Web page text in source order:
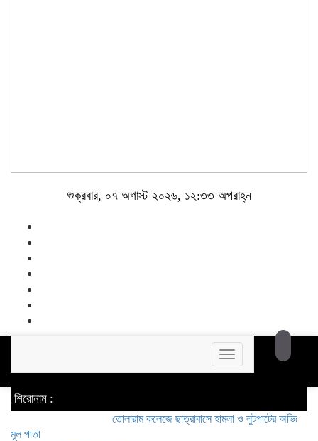
শুক্রবার, ০৭ অগাস্ট ২০২৬, ১২:৩৩ অপরাহ্ন
Toggle
navigation
শিরোনাম :
তোলারাম কলেজে ছাত্রাবাসে হামলা ও লুটপাটের অভিযোগ ছাত্রদলের
মূল পাতা